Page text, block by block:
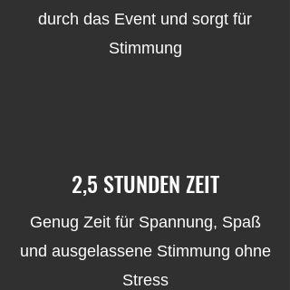
durch das Event und sorgt für
Stimmung
2,5 STUNDEN ZEIT
Genug Zeit für Spannung, Spaß
und ausgelassene Stimmung ohne
Stress